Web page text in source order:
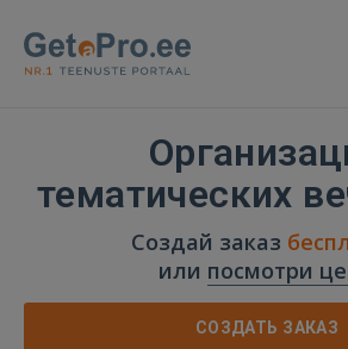
тематических
Создай заказ
или посмотри
СОЗДАТЬ ЗАКАЗ